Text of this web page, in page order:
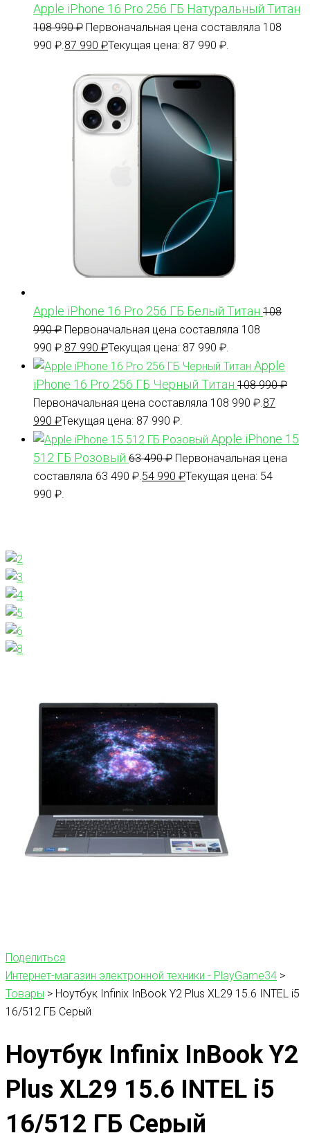
Apple iPhone 16 Pro 256 ГБ Натуральный Титан
108 990₽ Первоначальная цена составляла 108
990 ₽. 87 990 ₽Текущая цена: 87 990 ₽.
Apple iPhone 16 Pro 256 ГБ Белый Титан 108
990₽ Первоначальная цена составляла 108
990 ₽. 87 990 ₽Текущая цена: 87 990 ₽.
Apple
iPhone 16 Pro 256 ГБ Черный Титан 108 990₽
Первоначальная цена составляла 108 990 ₽. 87
990 ₽Текущая цена: 87 990 ₽.
Apple iPhone 15
512 ГБ Розовый 63 490₽ Первоначальная цена
составляла 63 490 ₽. 54 990 ₽Текущая цена: 54
990 ₽.
Поделиться
Интернет-магазин электронной техники - PlayGame34 >
Товары > Ноутбук Infinix InBook Y2 Plus XL29 15.6 INTEL i5
16/512 ГБ Серый
Ноутбук Infinix InBook Y2
Plus XL29 15.6 INTEL i5
16/512 ГБ Серый